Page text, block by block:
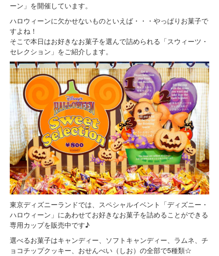
ーン」を開催しています。
ハロウィーンに欠かせないものといえば・・・やっぱりお菓子で
すよね！
そこで本日はお好きなお菓子を選んで詰められる「スウィーツ・
セレクション」をご紹介します。
東京ディズニーランドでは、スペシャルイベント「ディズニー・
ハロウィーン」にあわせてお好きなお菓子を詰めることができる
専用カップを販売中です♪
選べるお菓子はキャンディー、ソフトキャンディー、ラムネ、チ
ョコチップクッキー、おせんべい（しお）の全部で5種類☆